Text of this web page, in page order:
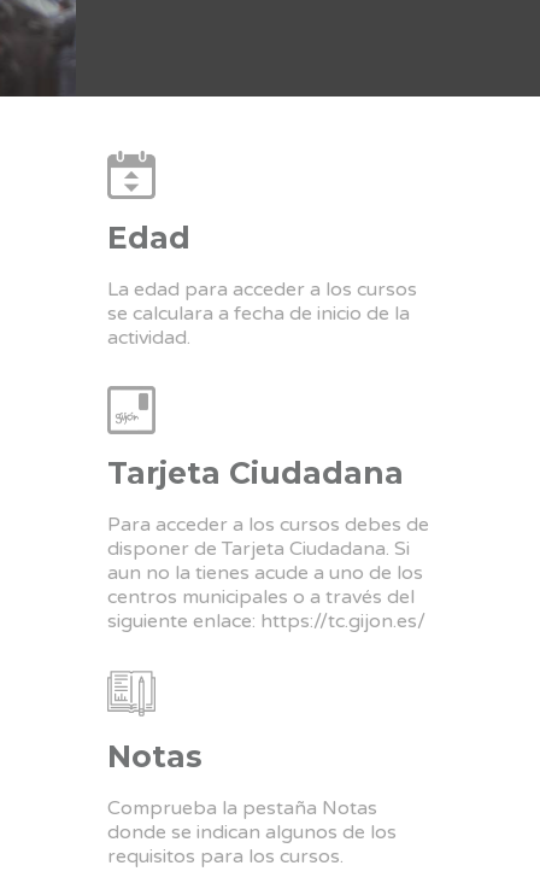
Edad
La edad para acceder a los cursos
se calculara a fecha de inicio de la
actividad.
Tarjeta Ciudadana
Para acceder a los cursos debes de
disponer de Tarjeta Ciudadana. Si
aun no la tienes acude a uno de los
centros municipales o a través del
siguiente enlace: https://tc.gijon.es/
Notas
Comprueba la pestaña Notas
donde se indican algunos de los
requisitos para los cursos.